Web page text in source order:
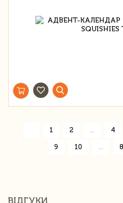
1 2 4
9 10
ВІДГУКИ